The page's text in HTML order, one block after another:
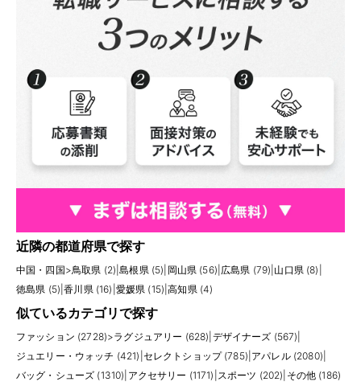
近隣の都道府県で探す
中国・四国>鳥取県 (2) |島根県 (5) 岡山県 (56) 広島県 (79) 山口県 (8)
徳島県 (5) |香川県 (16) 愛媛県 (15) |高知県 (4)
似ているカテゴリで探す
ファッション (2728)>ラグジュアリー (628) デザイナーズ (567)
ジュエリー・ウォッチ (421) セレクトショップ (785) アパレル (2080)
バッグ・シューズ (1310) アクセサリー (1171) スポーツ (202) その他 (186)